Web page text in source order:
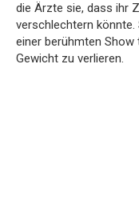
die Ärzte sie, dass ihr
verschlechtern
einer berühmten Show
Gewicht zu verlieren.